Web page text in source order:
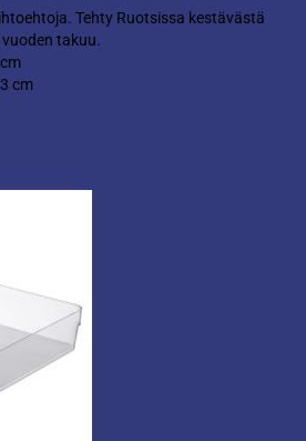
Tehty Ruotsissa kestävästä
takuu.
cm